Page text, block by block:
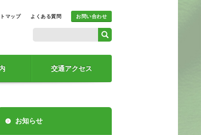
マップ よくある質問 お問い合わせ
交通アクセス
お知らせ